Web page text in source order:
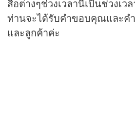
สื่อต่างๆช่วงเวลานี้เป็นช่วงเ
ท่านจะได้รับคำขอบคุณและค
และลูกค้าค่ะ